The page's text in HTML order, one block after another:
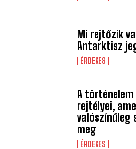
Mi rejtőzik
Antarktisz
ÉRDEKES
A
rejtélyei,
valószínűleg
meg
ÉRDEKES